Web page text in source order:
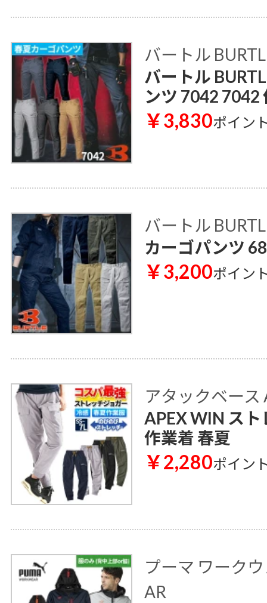
バートル
バートル
ンツ 7042 7042
￥3,830ポイン
バートル
カーゴパンツ
￥3,200ポイン
アタックベース
APEX WIN ス
作業着 春夏
￥2,280ポイン
プーマ ワーク
AR